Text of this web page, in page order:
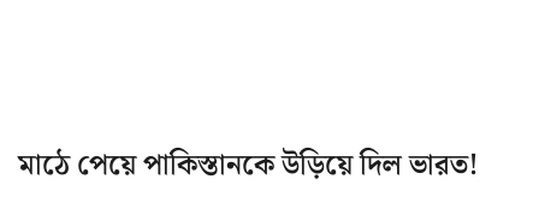
মাঠে পেয়ে পাকিস্তানকে উড়িয়ে দিল ভারত!